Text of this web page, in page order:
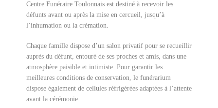
Centre Funéraire Toulonnais est destiné à recevoir les
défunts avant ou après la mise en cercueil, jusqu’à
l’inhumation ou la crémation.
Chaque famille dispose d’un salon privatif pour se recueillir
auprès du défunt, entouré de ses proches et amis, dans une
atmosphère paisible et intimiste. Pour garantir les
meilleures conditions de conservation, le funérarium
dispose également de cellules réfrigérées adaptées à l’attente
avant la cérémonie.